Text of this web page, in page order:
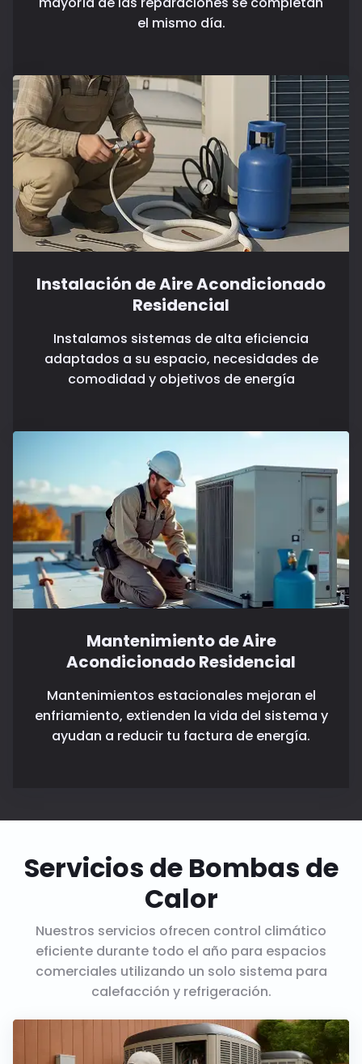
el mismo día.
Instalación de Aire Acondicionado
Residencial
Instalamos sistemas de alta eficiencia
adaptados a su espacio, necesidades de
comodidad y objetivos de energía
Mantenimiento de Aire
Acondicionado Residencial
Mantenimientos estacionales mejoran el
enfriamiento, extienden la vida del sistema y
ayudan a reducir tu factura de energía.
Servicios de Bombas de
Calor
Nuestros servicios ofrecen control climático
eficiente durante todo el año para espacios
comerciales utilizando un solo sistema para
calefacción y refrigeración.